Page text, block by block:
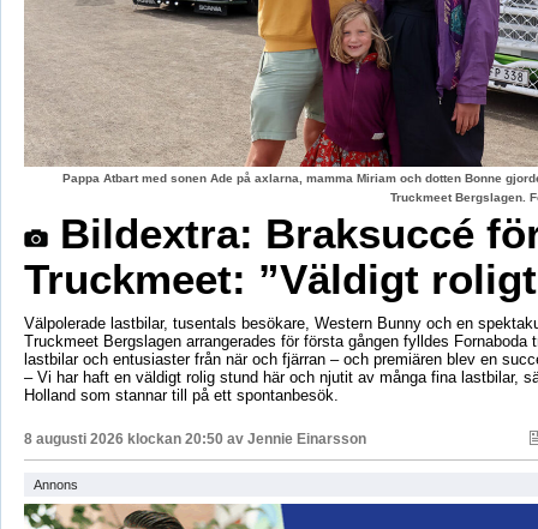
Pappa Atbart med sonen Ade på axlarna, mamma Miriam och dotten Bonne
Truckmeet Bergslagen.
Bildextra: Braksuccé
Truckmeet: ”Väldigt
Välpolerade lastbilar, tusentals besökare, Western Bunny och en
Truckmeet Bergslagen arrangerades för första gången fylldes Fornaboda
lastbilar och entusiaster från när och fjärran – och premiären blev en
– Vi har haft en väldigt rolig stund här och njutit av många fina lastbilar,
Holland som stannar till på ett spontanbesök.
8 augusti 2026 klockan 20:50 av Jennie Einarsson
Annons